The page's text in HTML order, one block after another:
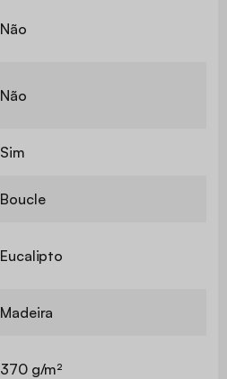
Não
Não
Sim
Boucle
Eucalipto
Madeira
370 g/m²